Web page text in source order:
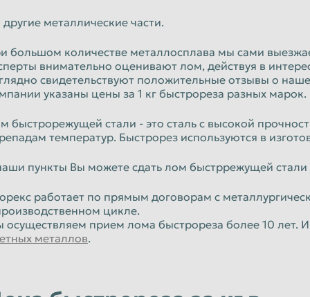
Чебоксары
Энгельс
Ярославль
другие металлические части.
большом количестве металлосплава мы сами
внимательно оценивают лом, действуя в
свидетельствуют положительные отзывы о
указаны цены за 1 кг быстрореза разных марок.
быстрорежущей стали - это сталь с высокой
температур. Быстрорез используются в
пункты Вы можете сдать лом быстррежущей
работает по прямым договорам с
цикле.
прием лома быстрореза более 10 лет.
металлов.